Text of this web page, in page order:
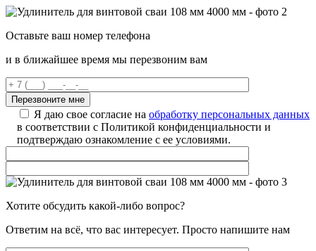
Оставьте ваш номер телефона
и в ближайшее время мы перезвоним вам
Я даю свое согласие на обработку персональных данных
в соответствии с Политикой конфиденциальности и
подтверждаю ознакомление с ее условиями.
Хотите обсудить какой-либо вопрос?
Ответим на всё, что вас интересует. Просто напишите нам